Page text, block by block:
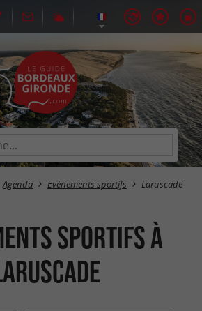
Agenda Evènements sportifs Laruscade
sportifs à